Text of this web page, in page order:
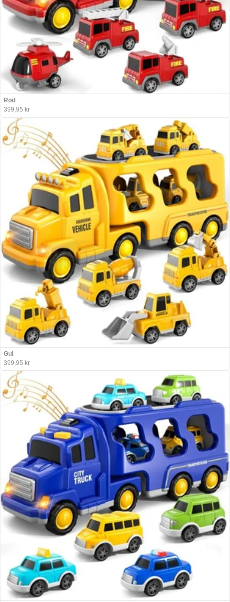
Rød
399,95 kr
Gul
399,95 kr